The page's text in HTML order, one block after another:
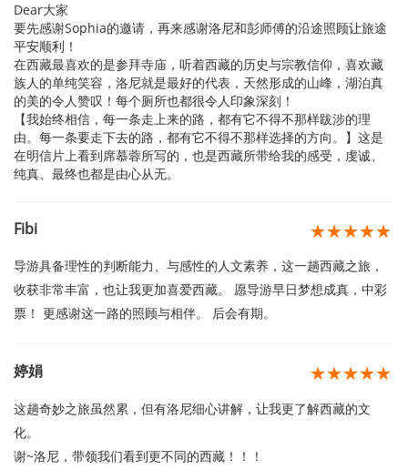
Dear大家
要先感谢Sophia的邀请，再来感谢洛尼和彭师傅的沿途照顾让旅途
平安顺利！
在西藏最喜欢的是参拜寺庙，听着西藏的历史与宗教信仰，喜欢藏
族人的单纯笑容，洛尼就是最好的代表，天然形成的山峰，湖泊真
的美的令人赞叹！每个厕所也都很令人印象深刻！
【我始终相信，每一条走上来的路，都有它不得不那样跋涉的理
由。每一条要走下去的路，都有它不得不那样选择的方向。】这是
在明信片上看到席慕蓉所写的，也是西藏所带给我的感受，虔诚、
纯真、最终也都是由心从无。
★★★★★
Fibi
导游具备理性的判断能力、与感性的人文素养，这一趟西藏之旅，
收获非常丰富，也让我更加喜爱西藏。 愿导游早日梦想成真，中彩
票！ 更感谢这一路的照顾与相伴。 后会有期。
★★★★★
婷娟
这趟奇妙之旅虽然累，但有洛尼细心讲解，让我更了解西藏的文
化。
谢~洛尼，带领我们看到更不同的西藏！！！